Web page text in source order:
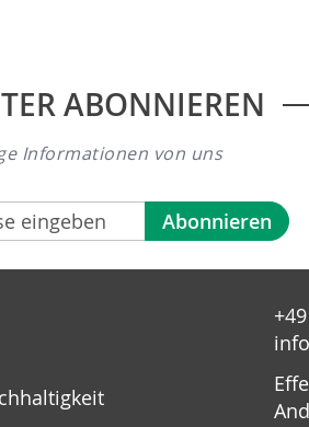
ABONNIEREN
Informationen von uns
Abonnieren